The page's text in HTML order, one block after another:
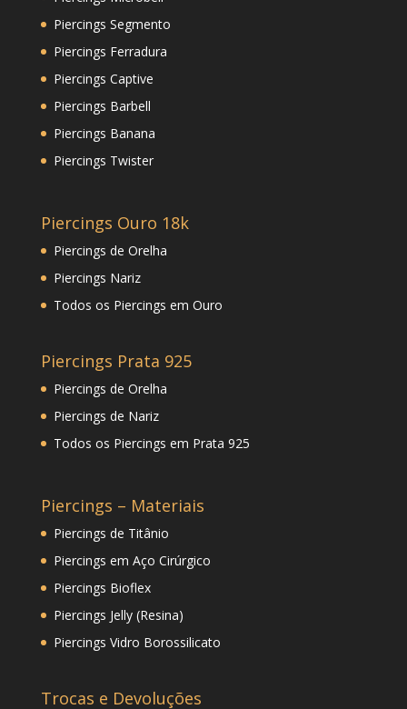
Piercings Segmento
Piercings Ferradura
Piercings Captive
Piercings Barbell
Piercings Banana
Piercings Twister
Piercings Ouro 18k
Piercings de Orelha
Piercings Nariz
Todos os Piercings em Ouro
Piercings Prata 925
Piercings de Orelha
Piercings de Nariz
Todos os Piercings em Prata 925
Piercings – Materiais
Piercings de Titânio
Piercings em Aço Cirúrgico
Piercings Bioflex
Piercings Jelly (Resina)
Piercings Vidro Borossilicato
Trocas e Devoluções